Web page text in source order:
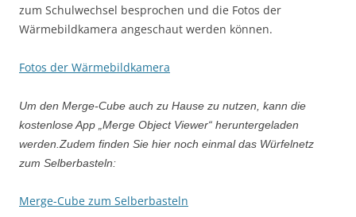
zum Schulwechsel besprochen und die Fotos der
Wärmebildkamera angeschaut werden können.
Fotos der Wärmebildkamera
Um den Merge-Cube auch zu Hause zu nutzen, kann die
kostenlose App „Merge Object Viewer“ heruntergeladen
werden.Zudem finden Sie hier noch einmal das Würfelnetz
zum Selberbasteln:
Merge-Cube zum Selberbasteln